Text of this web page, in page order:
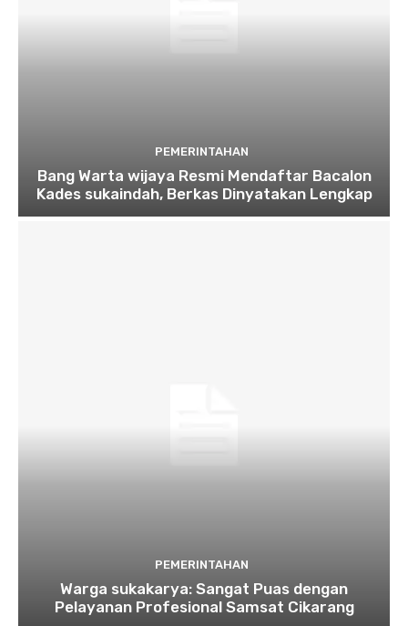
PEMERINTAHAN
Bang Warta wijaya Resmi Mendaftar Bacalon
Kades sukaindah, Berkas Dinyatakan Lengkap
PEMERINTAHAN
Warga sukakarya: Sangat Puas dengan
Pelayanan Profesional Samsat Cikarang